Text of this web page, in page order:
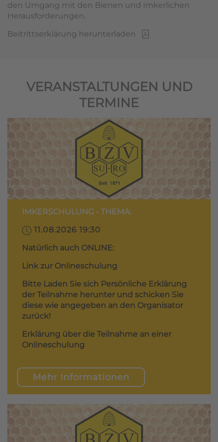
den Umgang mit den Bienen und imkerlichen
Herausforderungen.
Beitrittserklärung herunterladen
VERANSTALTUNGEN UND
TERMINE
IMKERSCHULUNG - THEMA:
11.08.2026 19:30
Natürlich auch ONLINE:
Link zur Onlineschulung
Bitte Laden Sie sich Persönliche Erklärung
der Teilnahme herunter und schicken Sie
diese wie angegeben an den Organisator
zurück!
Erklärung über die Teilnahme an einer
Onlineschulung
Mehr Informationen